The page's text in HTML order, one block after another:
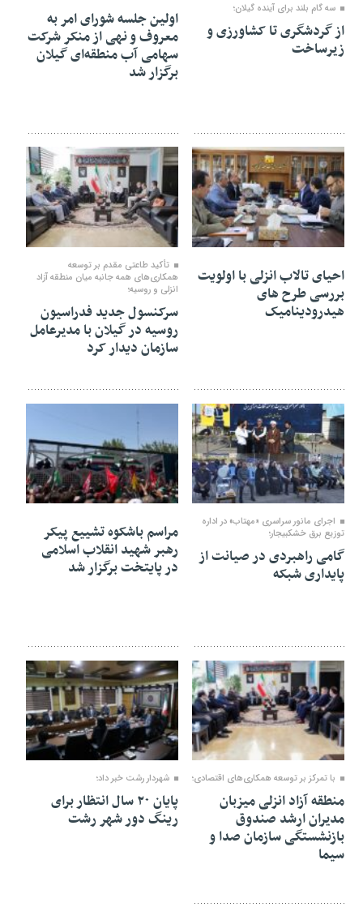
سه گام بلند برای آینده گیلان؛
از گردشگری تا کشاورزی و
زیرساخت
اولین جلسه شورای امر به
معروف و نهی از منکر شرکت
سهامی آب منطقه‌ای گیلان
برگزار شد
۰۶ مرداد ۱۴۰۵
احیای تالاب انزلی با اولویت
بررسی طرح های
هیدرودینامیک
۰۶ مرداد ۱۴۰۵
تأكید طاعتی مقدم بر توسعه
همكاری‌های همه جانبه میان منطقه آزاد
انزلی و روسیه؛
سرکنسول جدید فدراسیون
روسیه در گیلان با مدیرعامل
سازمان دیدار کرد
۰۶ مرداد ۱۴۰۵
اجرای مانور سراسری «مهتاب» در اداره
توزیع برق خشكبیجار؛
گامی راهبردی در صیانت از
پایداری شبکه
۱۶ تیر ۱۴۰۵
مراسم باشکوه تشییع پیکر
رهبر شهید انقلاب اسلامی
در پایتخت برگزار شد
۱۱ تیر ۱۴۰۵
با تمرکز بر توسعه همکاری‌های اقتصادی؛
منطقه آزاد انزلی میزبان
مدیران ارشد صندوق
بازنشستگی سازمان صدا و
سیما
شهردار رشت خبر داد؛
پایان ۲۰ سال انتظار برای
رینگ دور شهر رشت